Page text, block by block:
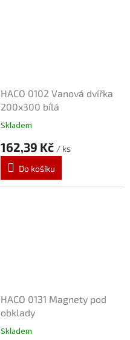
HACO 0102 Vanová dvířka
200x300 bílá
Skladem
162,39 Kč / ks
Do košíku
HACO 0131 Magnety pod
obklady
Skladem